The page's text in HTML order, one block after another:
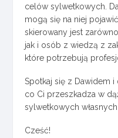
celów sylwetkowych.
mogą się na niej
skierowany jest
jak i osób z wiedzą z
które potrzebują
Spotkaj się z Dawidem
co Ci przeszkadza w
sylwetkowych
Cześć!